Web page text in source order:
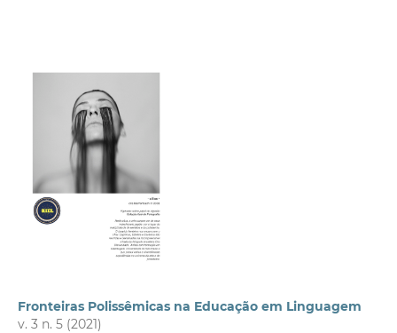
Fronteiras Polissêmicas na Educação em Linguagem
v. 3 n. 5 (2021)